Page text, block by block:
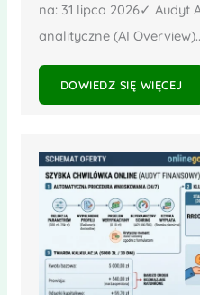
na: 31 lipca 2026✓ Audyt
analityczne (AI
DOWIEDZ SIĘ WIĘCEJ